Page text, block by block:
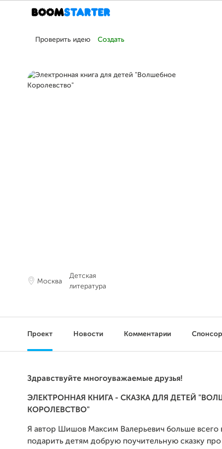
Проверить идею Создать
Москва
Детская
литература
Проект Новости Комментарии
Здравствуйте многоуважаемые друзья!
ЭЛЕКТРОННАЯ КНИГА - СКАЗКА ДЛЯ ДЕТЕЙ
КОРОЛЕВСТВО"
Я автор Шишов Максим Валерьевич больше всего
подарить детям добрую поучительную сказку